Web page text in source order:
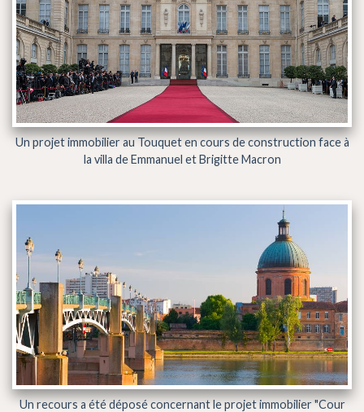
Un projet immobilier au Touquet en cours de construction face à
la villa de Emmanuel et Brigitte Macron
Un recours a été déposé concernant le projet immobilier "Cour